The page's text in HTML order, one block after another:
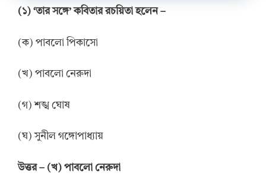
(১) ‘তার সঙ্গে’ কবিতার রচয়িতা হলেন –
(ক) পাবলো পিকাসো
(খ) পাবলো নেরুদা
(গ) শঙ্খ ঘোষ
(ঘ) সুনীল গঙ্গোপাধ্যায়
উত্তর – (খ) পাবলো নেরুদা